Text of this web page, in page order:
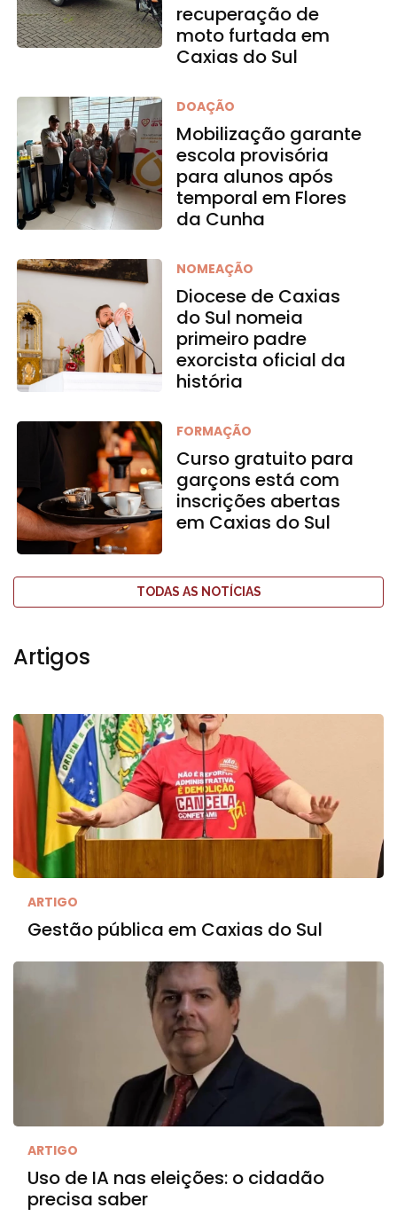
recuperação de
moto furtada em
Caxias do Sul
DOAÇÃO
Mobilização garante
escola provisória
para alunos após
temporal em Flores
da Cunha
NOMEAÇÃO
Diocese de Caxias
do Sul nomeia
primeiro padre
exorcista oficial da
história
FORMAÇÃO
Curso gratuito para
garçons está com
inscrições abertas
em Caxias do Sul
TODAS AS NOTÍCIAS
Artigos
ARTIGO
Gestão pública em Caxias do Sul
ARTIGO
Uso de IA nas eleições: o cidadão
precisa saber